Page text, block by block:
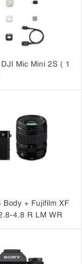
nhóm
và một thấu
giúp tối ưu hiệu
soát quang sai
lượng hình ảnh
khác nhau.
Mic Mini 2S ( 1
Body + Fujifilm XF
4.8 R LM WR